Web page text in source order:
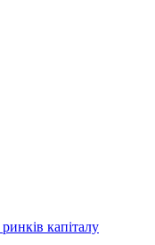
капіталу